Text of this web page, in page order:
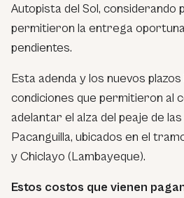
Autopista del Sol, considerando
permitieron la entrega
pendientes.
Esta adenda y los nuevos
condiciones que permitieron al
adelantar el alza del peaje de
Pacanguilla, ubicados en el
y Chiclayo (Lambayeque).
Estos costos que vienen